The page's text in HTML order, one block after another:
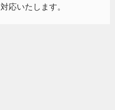
応いたします。